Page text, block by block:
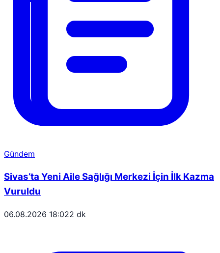
Gündem
Sivas’ta Yeni Aile Sağlığı Merkezi İçin İlk Kazma
Vuruldu
06.08.2026 18:022 dk